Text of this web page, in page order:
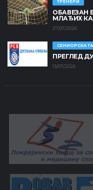
ТРЕНЕРИ
ОБАВЕЗАН
МЛАЂИХ
27/07/2026
СЕНИОРСКА
ПРЕГЛЕД
13/07/2026